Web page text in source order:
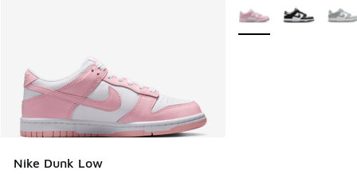
Nike Dunk Low
Meer kleuren